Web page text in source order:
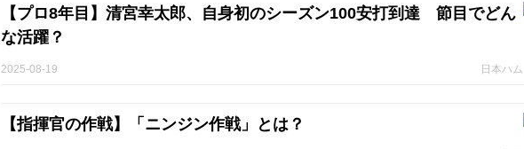
【プロ8年目】清宮幸太郎、自身初のシーズン100安打到達 節目でどん
な活躍？
日本ハム
2025-08-19
【指揮官の作戦】「ニンジン作戦」とは？